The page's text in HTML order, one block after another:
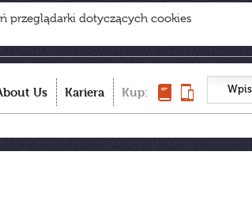
przeglądarki dotyczących cookies
Us Kariera Kup: